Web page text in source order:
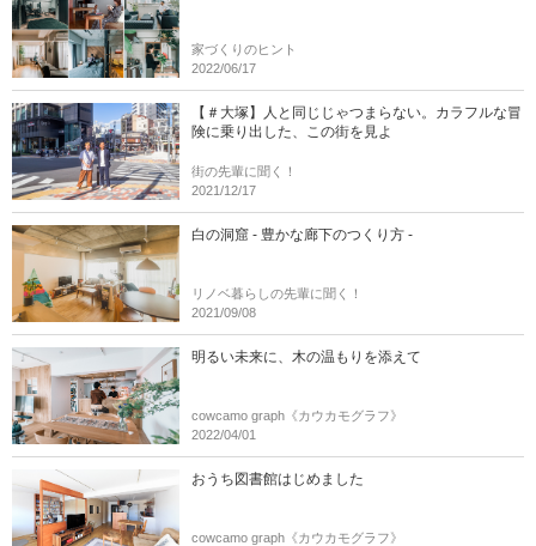
家づくりのヒント
2022/06/17
【＃大塚】人と同じじゃつまらない。カラフルな冒
険に乗り出した、この街を見よ
街の先輩に聞く！
2021/12/17
白の洞窟 - 豊かな廊下のつくり方 -
リノベ暮らしの先輩に聞く！
2021/09/08
明るい未来に、木の温もりを添えて
cowcamo graph《カウカモグラフ》
2022/04/01
おうち図書館はじめました
cowcamo graph《カウカモグラフ》